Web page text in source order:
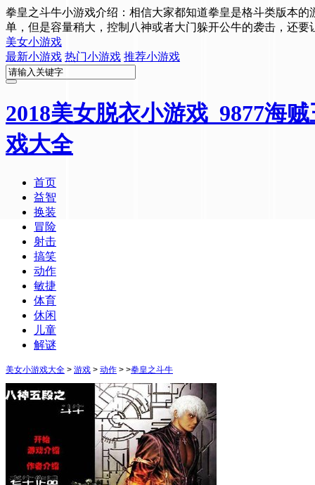
拳皇之斗牛小游戏介绍：相信大家都知道拳皇是格斗类版本
单，但是容量稍大，控制八神或者大门躲开公牛的袭击，还
美女小游戏
最新小游戏 热门小游戏 推荐小游戏
2018美女脱衣小游戏_9877海
戏大全
首页
益智
换装
冒险
射击
搞笑
动作
敏捷
体育
休闲
儿童
解谜
美女小游戏大全 > 游戏 > 动作 > >拳皇之斗牛